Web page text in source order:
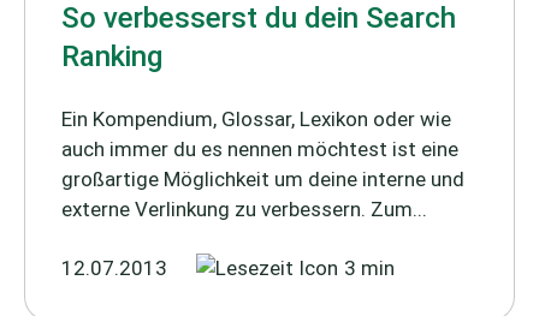
So verbesserst du dein Search
Ranking
Ein Kompendium, Glossar, Lexikon oder wie
auch immer du es nennen möchtest ist eine
großartige Möglichkeit um deine interne und
externe Verlinkung zu verbessern. Zum...
12.07.2013 3 min